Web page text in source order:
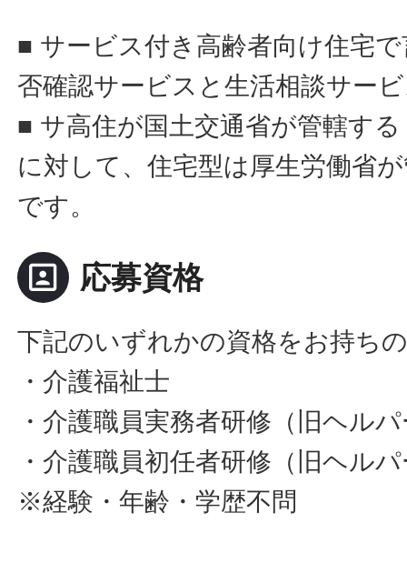
■ サービス付き高齢者向け住宅
否確認サービスと生活相談サー
■ サ高住が国土交通省が管轄す
に対して、住宅型は厚生労働省
です。
portrait 応募資格
下記のいずれかの資格をお持ち
・介護福祉士
・介護職員実務者研修（旧ヘル
・介護職員初任者研修（旧ヘル
※経験・年齢・学歴不問